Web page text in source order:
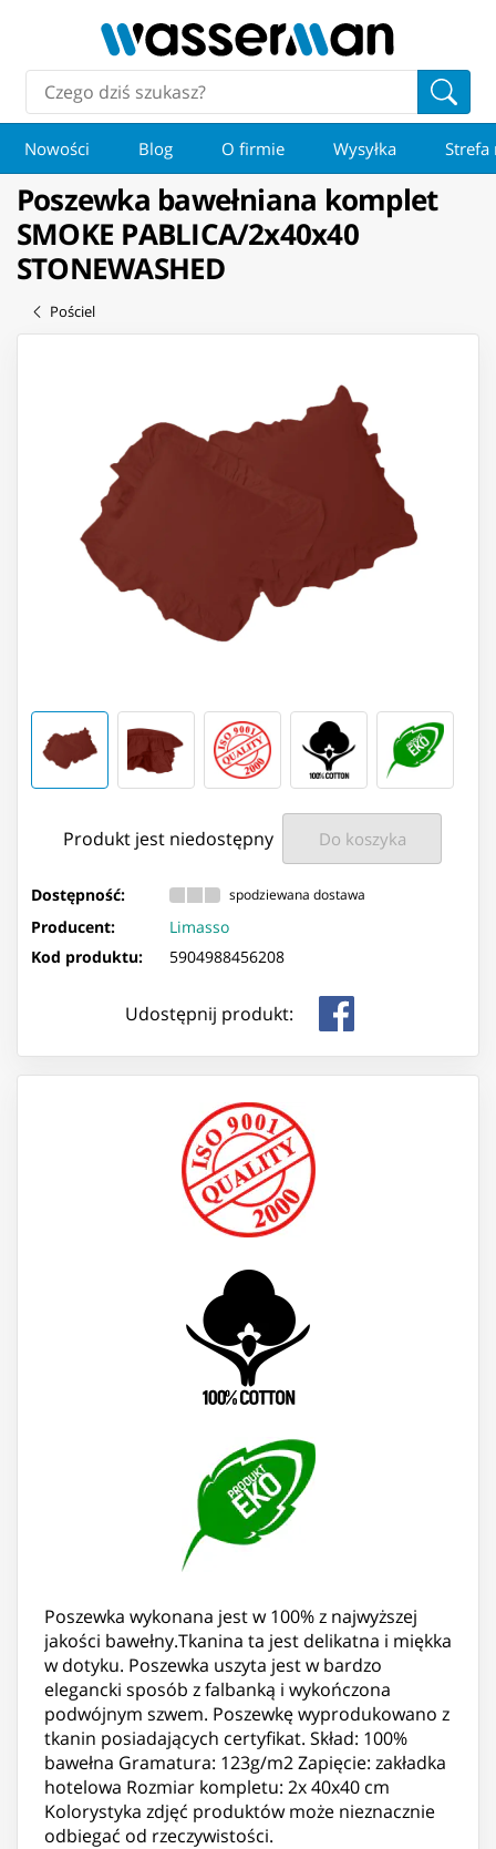
Nowości Blog O firmie Wysyłka Strefa
Poszewka bawełniana komplet
SMOKE PABLICA/2x40x40
STONEWASHED
Pościel
Produkt jest niedostępny Do koszyka
Dostępność: spodziewana dostawa
Producent:
Limasso
Kod produktu:
5904988456208
Udostępnij produkt:
Poszewka wykonana jest w 100% z najwyższej
jakości bawełny.Tkanina ta jest delikatna i miękka
w dotyku. Poszewka uszyta jest w bardzo
elegancki sposób z falbanką i wykończona
podwójnym szwem. Poszewkę wyprodukowano z
tkanin posiadających certyfikat. Skład: 100%
bawełna Gramatura: 123g/m2 Zapięcie: zakładka
hotelowa Rozmiar kompletu: 2x 40x40 cm
Kolorystyka zdjęć produktów może nieznacznie
odbiegać od rzeczywistości.